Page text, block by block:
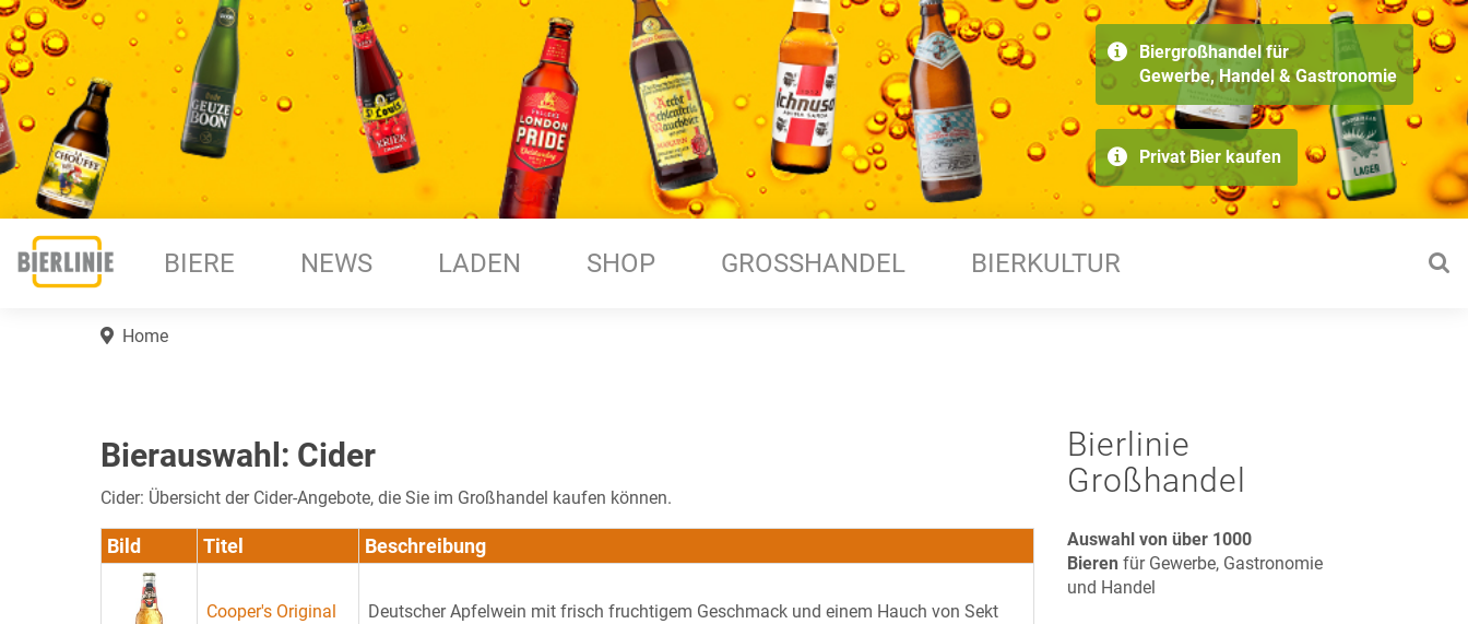
Biergroßhandel für
Gewerbe, Handel & Gastronomie
Privat Bier kaufen
BIERE NEWS LADEN SHOP GROSSHANDEL BIERKULTUR
Home
Bierlinie
Großhandel
Auswahl von über 1000
Bieren für Gewerbe, Gastronomie
und Handel
Bierauswahl: Cider
Cider: Übersicht der Cider-Angebote, die Sie im Großhandel kaufen können.
Bild Titel Beschreibung
Cooper's Original
Deutscher Apfelwein mit frisch fruchtigem Geschmack und einem Hauch von Sekt